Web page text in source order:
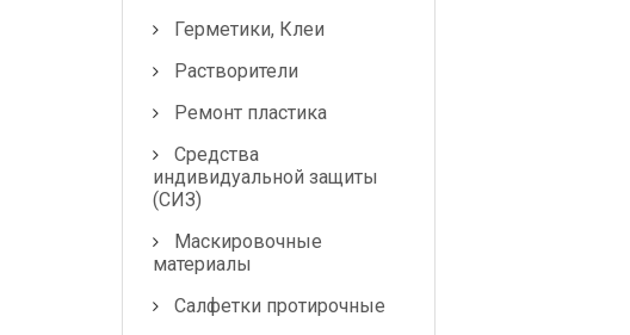
Герметики, Клеи
Растворители
Ремонт пластика
Средства
индивидуальной защиты
(СИЗ)
Маскировочные
материалы
Салфетки протирочные